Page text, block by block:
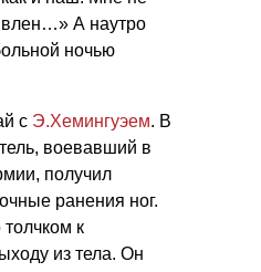
А наутро
ночью
с Э.Хемингуэем. В
воевавший в
получил
ранения ног.
к
из тела. Он